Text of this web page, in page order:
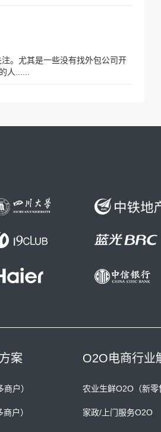
。尤其是一些没有找外包公司开
人......
案
户）
户）
O2O电商行业
农业生鲜O2O（新零
家政/上门服务O2O